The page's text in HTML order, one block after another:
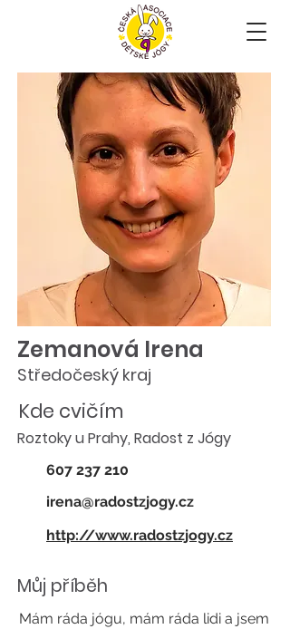
Zemanová Irena
Roztoky u Prahy, Radost z Jógy
607 237 210
irena@radostzjogy.cz
http://www.radostzjogy.cz
Středočeský kraj
Kde cvičím
Můj příběh
Mám ráda jógu, mám ráda lidi a jsem